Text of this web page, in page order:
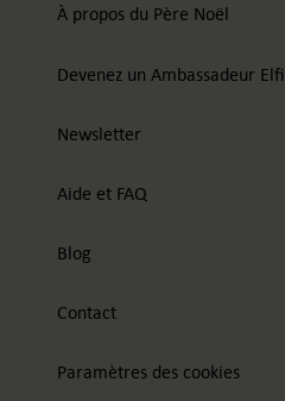
À propos du Père Noël
Devenez un Ambassadeur Elfi
Newsletter
Aide et FAQ
Blog
Contact
Paramètres des cookies